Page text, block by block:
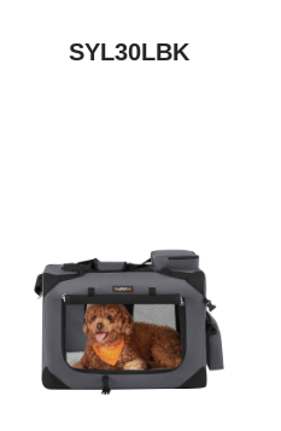
SYL30LBK